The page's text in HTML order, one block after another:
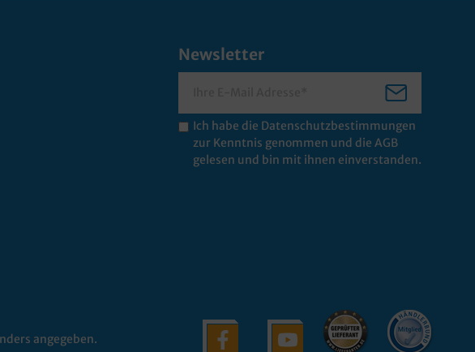
Newsletter
Ich habe die Datenschutzbestimmungen
zur Kenntnis genommen und die AGB
gelesen und bin mit ihnen einverstanden.
angegeben.